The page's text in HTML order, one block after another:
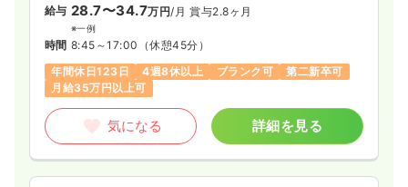
給与 28.7〜34.7万円/月 賞与2.8ヶ月
※一例
時間 8:45～17:00 （休憩45分）
年間休日123日
4週8休以上 ブランク可
第二新卒可
月給35万円以上可
気になる 詳細を見る